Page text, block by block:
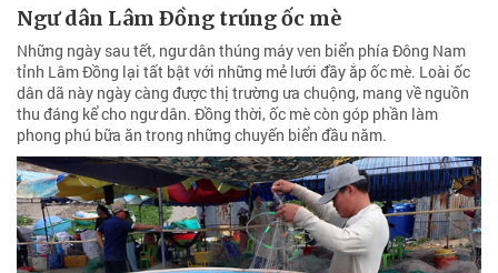
Ngư dân Lâm Ðồng trúng ốc mè
Những ngày sau tết, ngư dân thúng máy ven biển phía Đông Nam
tỉnh Lâm Đồng lại tất bật với những mẻ lưới đầy ắp ốc mè. Loài ốc
dân dã này ngày càng được thị trường ưa chuộng, mang về nguồn
thu đáng kể cho ngư dân. Đồng thời, ốc mè còn góp phần làm
phong phú bữa ăn trong những chuyến biển đầu năm.